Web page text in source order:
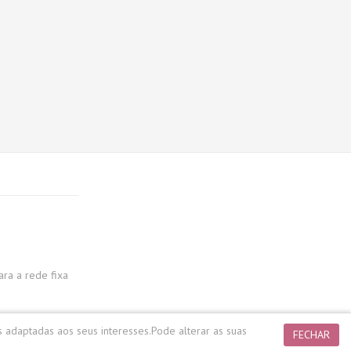
a rede fixa
FECHAR
aos seus interesses.Pode alterar as suas